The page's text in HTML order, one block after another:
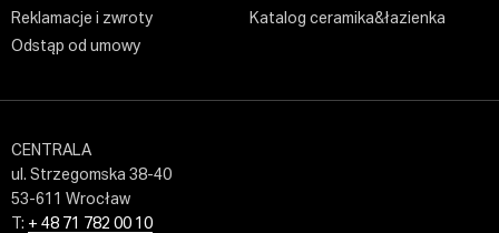
Reklamacje i zwroty
Odstąp od umowy
Katalog ceramika&łazienka
CENTRALA
ul. Strzegomska 38-40
53-611 Wrocław
T: + 48 71 782 00 10